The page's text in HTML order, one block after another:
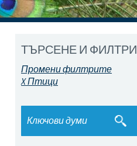
Sweden
Tunisia
Turkey
Ukraine
ТЪРСЕНЕ И ФИЛТРИ
Промени филтрите
X Птици